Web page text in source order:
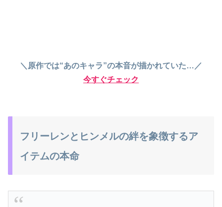
＼原作では“あのキャラ”の本音が描かれていた…／
今すぐチェック
フリーレンとヒンメルの絆を象徴するア
イテムの本命